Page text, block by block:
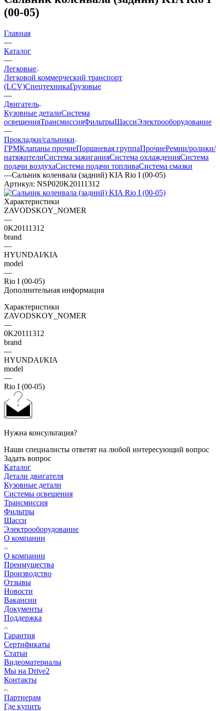
(00-05)
Главная
—
Каталог
—
Легковые
Легковой коммерческий транспорт
(LCV)СпецтехникаГрузовые
—
Двигатель
Кузовные деталиСистема
освещенияТрансмиссияФильтрыШассиЭлектрооборудование
—
Прокладки/сальники
ГРМКлапаны прочиеПоршневая группаПрочиеРемни/ролики/
натяжителиСистема зажиганияСистема охлажденияСистема
подачи воздухаСистема подачи топливаСистема смазки
—Сальник коленвала (задний) KIA Rio I (00-05)
Артикул: NSP020K20111312
Характеристики
ZAVODSKOY_NOMER
—
0K20111312
brand
—
HYUNDAI/KIA
model
—
Rio I (00-05)
Дополнительная информация
Характеристики
ZAVODSKOY_NOMER
—
0K20111312
brand
—
HYUNDAI/KIA
model
—
Rio I (00-05)
Нужна консультация?
Наши специалисты ответят на любой интересующий вопрос
Задать вопрос
Каталог
Детали двигателя
Кузовные детали
Системы освещения
Трансмиссия
Фильтры
Шасси
Электрооборудование
О компании
О компании
Преимущества
Производство
Отзывы
Новости
Вакансии
Документы
Поддержка
Гарантия
Сертификаты
Статьи
Видеоматериалы
Мы на Drive2
Контакты
Партнерам
Где купить